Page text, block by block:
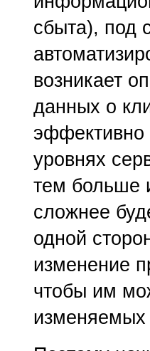
сбыта), под
возникает
данных о
эффективно
уровнях
тем больше
сложнее
одной
изменение
чтобы им
изменяемых